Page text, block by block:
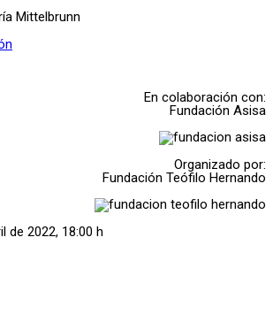
Mittelbrunn
En colaboración con:
Fundación Asisa
Organizado por:
Fundación Teófilo Hernando
de 2022, 18:00 h